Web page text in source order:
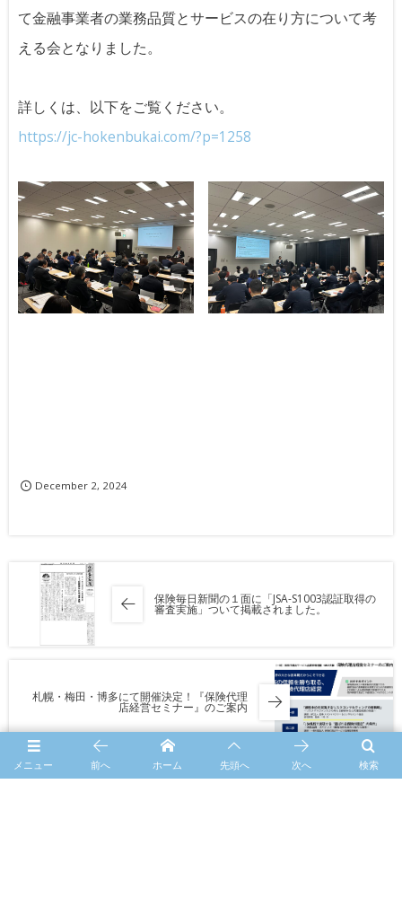
て金融事業者の業務品質とサービスの在り方について考
える会となりました。
詳しくは、以下をご覧ください。
https://jc-hokenbukai.com/?p=1258
December 2, 2024
保険毎日新聞の１面に「JSA-S1003認証取得の
審査実施」ついて掲載されました。
札幌・梅田・博多にて開催決定！『保険代理
店経営セミナー』のご案内
メニュー 検索
前へ ホーム 先頭へ 次へ